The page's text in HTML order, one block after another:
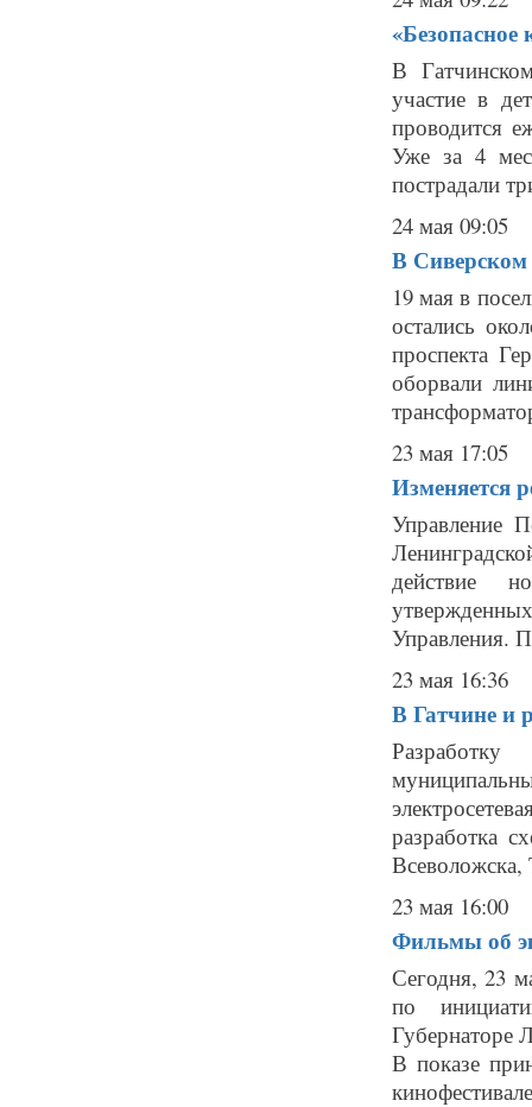
«Безопасное
В
участие в
проводится
Уже за 4
пострадали
24 мая 09:05
В Сиверском
19 мая в
остались
проспекта
оборвали
23 мая 17:05
Изменяется
Управление
действие
Управления.
23 мая 16:36
В Гатчине и
Разработку
разработка
23 мая 16:00
Фильмы об
Сегодня, 23
по
Губернаторе
В показе